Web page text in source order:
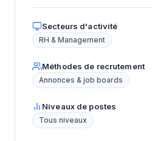
Secteurs d'activité
RH & Management
Méthodes de recrutement
Annonces & job boards
Niveaux de postes
Tous niveaux